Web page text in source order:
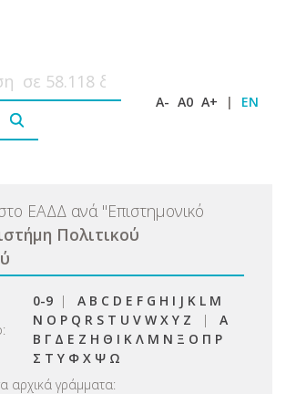
A- A0 A+ | EN
ΕΑΔΔ ανά "Επιστημονικό
Πολιτικού
0-9 | A B C D E F G H I J K L M
N O P Q R S T U V W X Y Z | Α
Β Γ Δ Ε Ζ Η Θ Ι Κ Λ Μ Ν Ξ Ο Π Ρ
Σ Τ Υ Φ Χ Ψ Ω
αρχικά γράμματα: